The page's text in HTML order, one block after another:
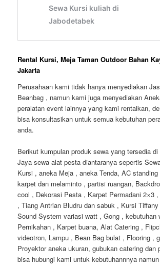
Rental Kursi, Meja Taman Outdoor Bahan
Jakarta
Perusahaan kami tidak hanya menyediakan
Beanbag , namun kami juga menyediakan
peralatan event lainnya yang kami rentalkan,
bisa konsultasikan untuk semua kebutuhan
anda.
Berikut kumpulan produk sewa yang tersedia
Jaya sewa alat pesta diantaranya sepertis
Kursi , aneka Meja , aneka Tenda, AC
karpet dan melaminto , partisi ruangan,
cool , Dekorasi Pesta , Karpet Permadani 2×3
, Tiang Antrian Bludru dan sabuk , Kursi
Sound System variasi watt , Gong , kebutuhan
Pernikahan , Karpet buana, Alat Catering ,
videotron, Lampu , Bean Bag bulat , Flooring ,
Proyektor aneka ukuran, gubukan catering dan
bisa hubungi kami untuk kebutuhannnya